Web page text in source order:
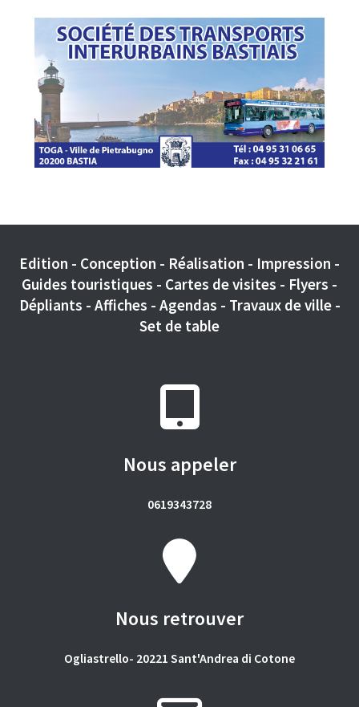
Edition - Conception - Réalisation - Impression -
Guides touristiques - Cartes de visites - Flyers -
Dépliants - Affiches - Agendas - Travaux de ville -
Set de table
Nous appeler
0619343728
Nous retrouver
Ogliastrello- 20221 Sant'Andrea di Cotone